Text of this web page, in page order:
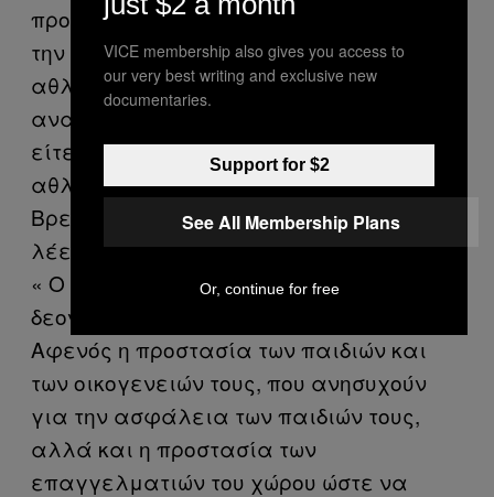
προστασία των παιδιών από την βία και
την θυματοποίηση στον χώρο του
αθλητισμού. Κώδικες που έχουν
αναπτυχθεί είτε ως νομοθετικό πλαίσιο
είτε πρωτοβουλιακά από τα ίδια τα
αθλητικά σωματεία σε χώρες όπως η Μ.
Βρετανία, η Ελβετία, η Δανία κ.ο.κ», μου
λέει ο κύριος Νικολαΐδης και προσθέτει:
« Ο στόχος της εφαρμογής αυτών των
δεοντολογικών μηχανισμών είναι διττός.
Αφενός η προστασία των παιδιών και
των οικογενειών τους, που ανησυχούν
για την ασφάλεια των παιδιών τους,
αλλά και η προστασία των
επαγγελματιών του χώρου ώστε να
VICE membership also gives you access to
our very best writing and exclusive new
documentaries.
Support for $2
See All Membership Plans
Or, continue for free